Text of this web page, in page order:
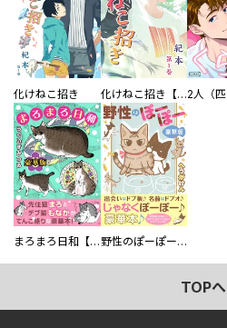
化けねこ招き 化けねこ招き【描きおろし付合冊版】
まろまろ日和【豪華版】 野性のぽーぽー【豪華版】
TOPへ